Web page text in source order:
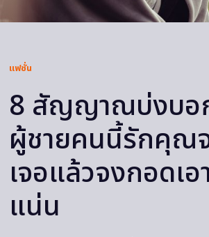
แฟชั่น
8 สัญญาณบ่งบอ
ผู้ชายคนนี้รักคุณ
เจอแล้วจงกอดเอ
แน่น